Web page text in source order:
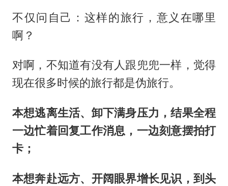
不仅问自己：这样的旅行，意义在哪里
啊？
对啊，不知道有没有人跟兜兜一样，觉得
现在很多时候的旅行都是伪旅行。
本想逃离生活、卸下满身压力，结果全程
一边忙着回复工作消息，一边刻意摆拍打
卡；
本想奔赴远方、开阔眼界增长见识，到头